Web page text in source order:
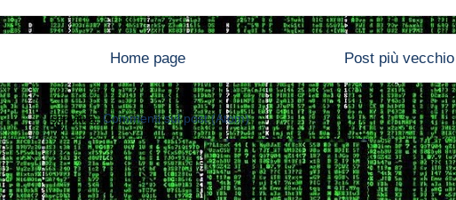
Post più vecchio
Home page
Iscriviti a:Commenti sul post (Atom)